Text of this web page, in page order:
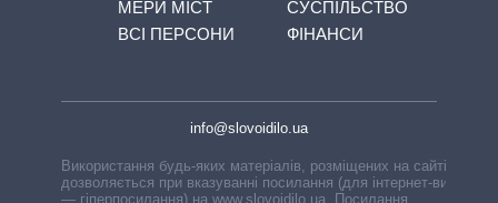
МЕРИ МІСТ
ВСІ ПЕРСОНИ
СУСПІЛЬСТВО
ФІНАНСИ
info@slovoidilo.ua
Використання будь-яких матеріалів, розміщених на сайті,
дозволяється при вказуванні посилання (для інтернет-видань
— гіперпосилання) на www.slovoidilo.ua. Посилання